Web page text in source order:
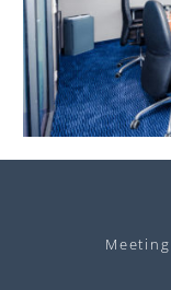
Meeting